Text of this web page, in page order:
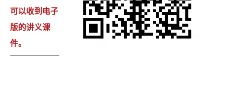
可以收到电子
版的讲义课
件。